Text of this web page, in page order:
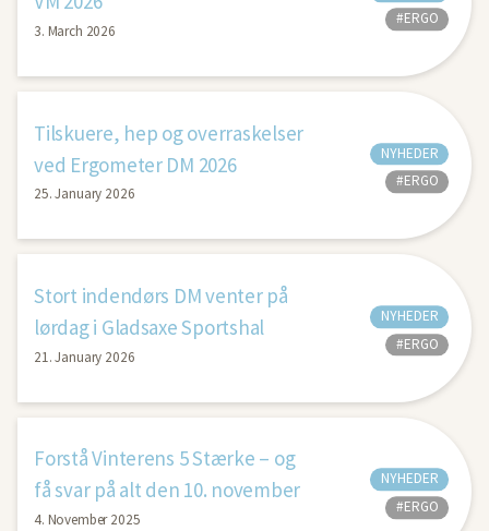
3. March 2026
#ERGO
Tilskuere, hep og overraskelser
ved Ergometer DM 2026
25. January 2026
NYHEDER
#ERGO
Stort indendørs DM venter på
lørdag i Gladsaxe Sportshal
21. January 2026
NYHEDER
#ERGO
Forstå Vinterens 5 Stærke – og
få svar på alt den 10. november
4. November 2025
NYHEDER
#ERGO